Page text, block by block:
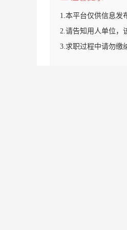
1.本平台仅供信息发
2.请告知用人单位，
3.求职过程中请勿缴